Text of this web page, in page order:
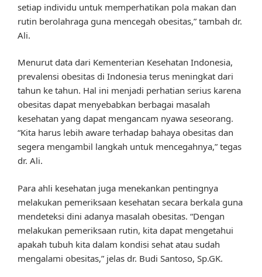
setiap individu untuk memperhatikan pola makan dan
rutin berolahraga guna mencegah obesitas,” tambah dr.
Ali.
Menurut data dari Kementerian Kesehatan Indonesia,
prevalensi obesitas di Indonesia terus meningkat dari
tahun ke tahun. Hal ini menjadi perhatian serius karena
obesitas dapat menyebabkan berbagai masalah
kesehatan yang dapat mengancam nyawa seseorang.
“Kita harus lebih aware terhadap bahaya obesitas dan
segera mengambil langkah untuk mencegahnya,” tegas
dr. Ali.
Para ahli kesehatan juga menekankan pentingnya
melakukan pemeriksaan kesehatan secara berkala guna
mendeteksi dini adanya masalah obesitas. “Dengan
melakukan pemeriksaan rutin, kita dapat mengetahui
apakah tubuh kita dalam kondisi sehat atau sudah
mengalami obesitas,” jelas dr. Budi Santoso, Sp.GK.